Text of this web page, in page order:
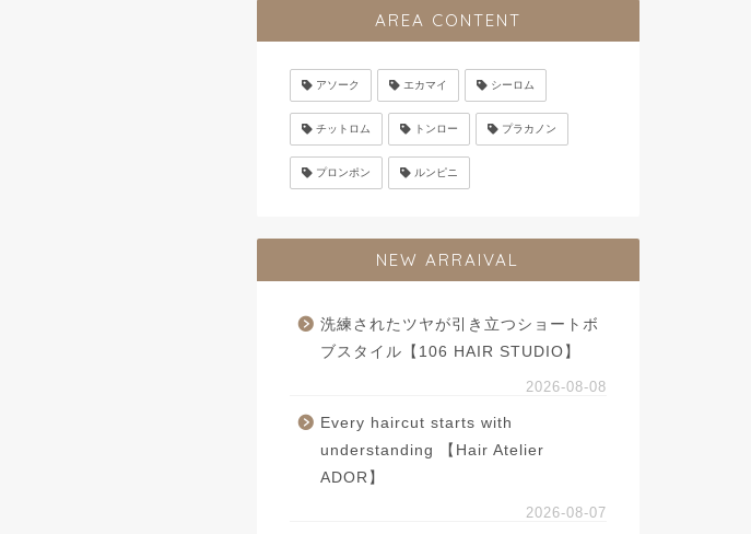
AREA CONTENT
アソーク エカマイ シーロム
チットロム トンロー プラカノン
プロンポン ルンピニ
NEW ARRAIVAL
洗練されたツヤが引き立つショートボ
ブスタイル【106 HAIR STUDIO】
2026-08-08
Every haircut starts with
understanding 【Hair Atelier
ADOR】
2026-08-07